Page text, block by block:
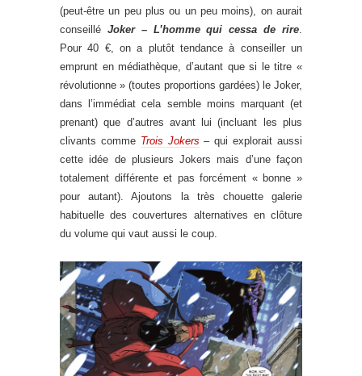
(peut-être un peu plus ou un peu moins), on aurait
conseillé Joker – L’homme qui cessa de rire.
Pour 40 €, on a plutôt tendance à conseiller un
emprunt en médiathèque, d’autant que si le titre «
révolutionne » (toutes proportions gardées) le Joker,
dans l’immédiat cela semble moins marquant (et
prenant) que d’autres avant lui (incluant les plus
clivants comme Trois Jokers – qui explorait aussi
cette idée de plusieurs Jokers mais d’une façon
totalement différente et pas forcément « bonne »
pour autant). Ajoutons la très chouette galerie
habituelle des couvertures alternatives en clôture
du volume qui vaut aussi le coup.